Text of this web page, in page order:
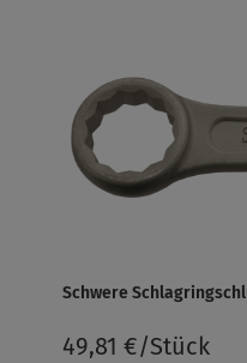
Schwere
49,81 €/Stück